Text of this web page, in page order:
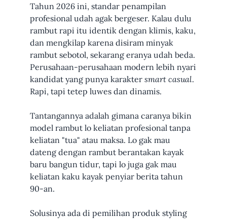
Tahun 2026 ini, standar penampilan
profesional udah agak bergeser. Kalau dulu
rambut rapi itu identik dengan klimis, kaku,
dan mengkilap karena disiram minyak
rambut sebotol, sekarang eranya udah beda.
Perusahaan-perusahaan modern lebih nyari
kandidat yang punya karakter smart casual.
Rapi, tapi tetep luwes dan dinamis.
Tantangannya adalah gimana caranya bikin
model rambut lo keliatan profesional tanpa
keliatan "tua" atau maksa. Lo gak mau
dateng dengan rambut berantakan kayak
baru bangun tidur, tapi lo juga gak mau
keliatan kaku kayak penyiar berita tahun
90-an.
Solusinya ada di pemilihan produk styling